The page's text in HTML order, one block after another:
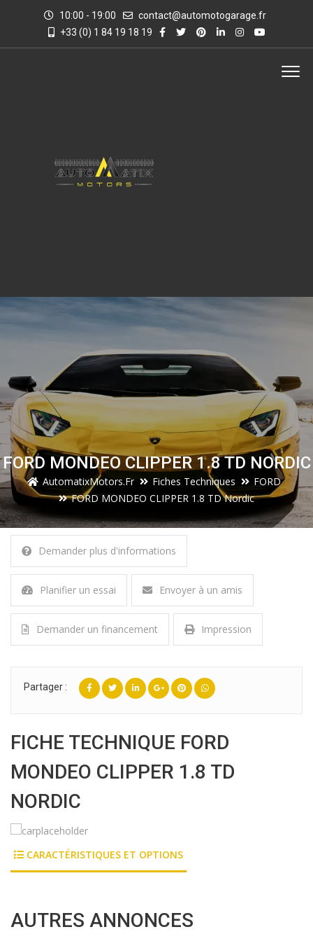
10:00 - 19:00
contact@automotogarage.fr
+33 (0) 1 84 19 18 19
FORD MONDEO CLIPPER 1.8 TD NORDIC
AutomatixMotors.fr Fiches Techniques
FORD
FORD MONDEO CLIPPER 1.8 TD Nordic
Demander plus d'informations
Planifier un essai Envoyer à un amis
Demander un financement Impression
Partager :
FICHE TECHNIQUE FORD
MONDEO CLIPPER 1.8 TD
NORDIC
CARACTÉRISTIQUES ET OPTIONS
AUTRES ANNONCES